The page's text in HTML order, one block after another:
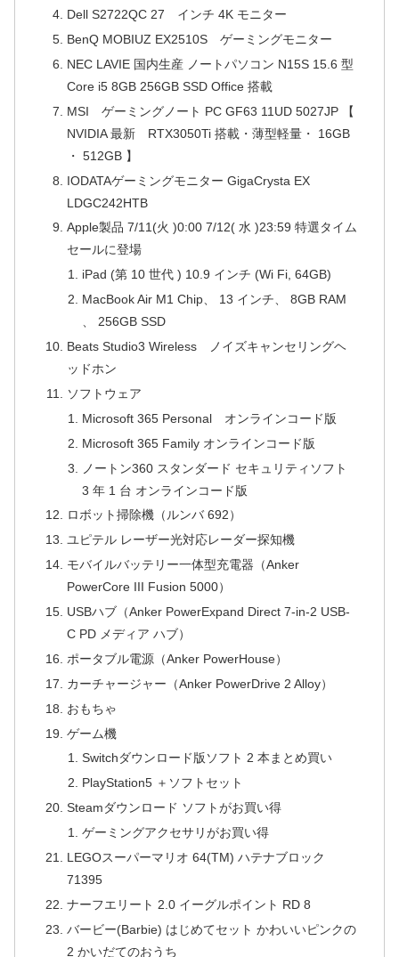
Dell S2722QC 27 インチ 4K モニター
BenQ MOBIUZ EX2510S ゲーミングモニター
NEC LAVIE 国内生産 ノートパソコン N15S 15.6 型
Core i5 8GB 256GB SSD Office 搭載
MSI ゲーミングノート PC GF63 11UD 5027JP 【
NVIDIA 最新 RTX3050Ti 搭載・薄型軽量・ 16GB
・ 512GB 】
IODATAゲーミングモニター GigaCrysta EX
LDGC242HTB
Apple製品 7/11(火 )0:00 7/12( 水 )23:59 特選タイム
セールに登場
iPad (第 10 世代 ) 10.9 インチ (Wi Fi, 64GB)
MacBook Air M1 Chip、 13 インチ、 8GB RAM
、 256GB SSD
Beats Studio3 Wireless ノイズキャンセリングヘ
ッドホン
ソフトウェア
Microsoft 365 Personal オンラインコード版
Microsoft 365 Family オンラインコード版
ノートン360 スタンダード セキュリティソフト
3 年 1 台 オンラインコード版
ロボット掃除機（ルンバ 692）
ユピテル レーザー光対応レーダー探知機
モバイルバッテリー一体型充電器（Anker
PowerCore III Fusion 5000）
USBハブ（Anker PowerExpand Direct 7-in-2 USB-
C PD メディア ハブ）
ポータブル電源（Anker PowerHouse）
カーチャージャー（Anker PowerDrive 2 Alloy）
おもちゃ
ゲーム機
Switchダウンロード版ソフト 2 本まとめ買い
PlayStation5 ＋ソフトセット
Steamダウンロード ソフトがお買い得
ゲーミングアクセサリがお買い得
LEGOスーパーマリオ 64(TM) ハテナブロック
71395
ナーフエリート 2.0 イーグルポイント RD 8
バービー(Barbie) はじめてセット かわいいピンクの
2 かいだてのおうち